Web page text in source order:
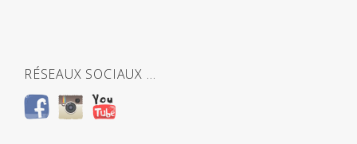
RÉSEAUX SOCIAUX …